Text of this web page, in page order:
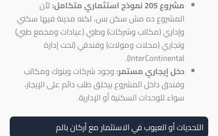
مشروع 205 نموذج استثماري متكامل:
لأن
المشروع ده مش سكن بس، لكنه مدينة فيها سكني
وإداري (مكاتب وشركات) وطبي (عيادات ومجمع طبي)
وتجاري (محلات ومولات) وفندقي (تحت إدارة
InterContinental).
دخل إيجاري مستمر: وجود شركات وبنوك ومكاتب
وفندق داخل المشروع بيخلق طلب دائم على الإيجار،
سواء للوحدات السكنية أو الإدارية.
التحديات أو العيوب في الاستثمار مع أركان بالم